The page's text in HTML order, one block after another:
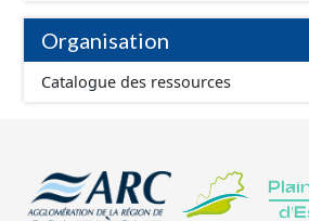
Organisation
Catalogue des ressources